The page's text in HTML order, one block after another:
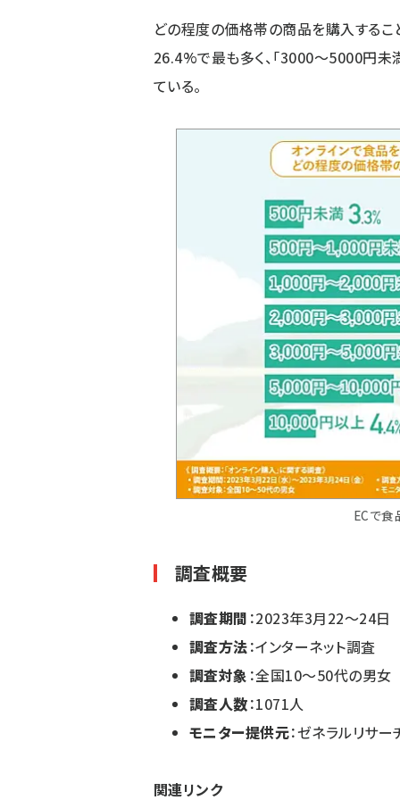
どの程度の価格帯の商品を購入するこ
26.4%で最も多く、「3000～5000円
ている。
ECで
調査概要
調査期間 ：2023年3月22～24日
調査方法：インターネット調査
調査対象 ：全国10～50代の男女
調査人数：1071人
モニター提供元：ゼネラルリサー
関連リンク